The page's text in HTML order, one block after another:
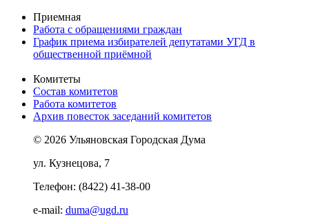
Приемная
Работа с обращениями граждан
График приема избирателей депутатами УГД в
общественной приёмной
Комитеты
Состав комитетов
Работа комитетов
Архив повесток заседаний комитетов
© 2026 Ульяновская Городская Дума
ул. Кузнецова, 7
Телефон: (8422) 41-38-00
e-mail: duma@ugd.ru